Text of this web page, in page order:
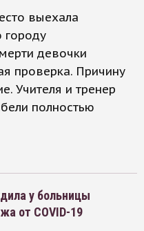
выехала
городу
девочки
проверка. Причину
Учителя и тренер
полностью
у больницы
от COVID-19